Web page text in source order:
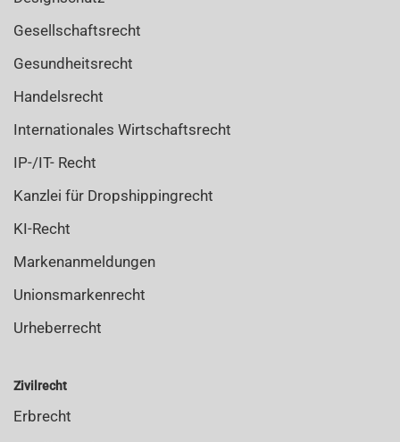
Gesellschaftsrecht
Gesundheitsrecht
Handelsrecht
Internationales Wirtschaftsrecht
IP-/IT- Recht
Kanzlei für Dropshippingrecht
KI-Recht
Markenanmeldungen
Unionsmarkenrecht
Urheberrecht
Zivilrecht
Erbrecht